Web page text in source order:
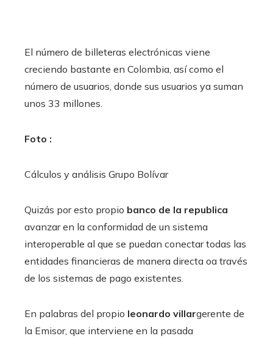
El número de billeteras electrónicas viene
creciendo bastante en Colombia, así como el
número de usuarios, donde sus usuarios ya suman
unos 33 millones.
Foto :
Cálculos y análisis Grupo Bolívar
Quizás por esto propio banco de la republica
avanzar en la conformidad de un sistema
interoperable al que se puedan conectar todas las
entidades financieras de manera directa oa través
de los sistemas de pago existentes.
En palabras del propio leonardo villargerente de
la Emisor, que interviene en la pasada